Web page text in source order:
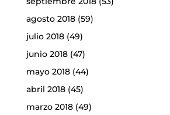
agosto 2018(59)
julio 2018(49)
junio 2018(47)
mayo 2018(44)
abril 2018(45)
marzo 2018(49)